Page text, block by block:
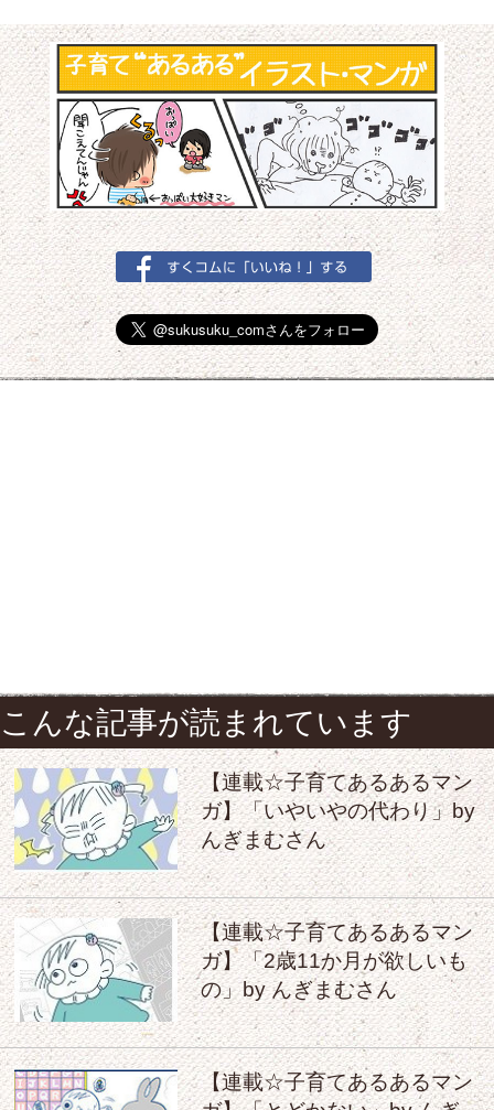
こんな記事が読まれています
【連載☆子育てあるあるマン
ガ】「いやいやの代わり」by
んぎまむさん
【連載☆子育てあるあるマン
ガ】「2歳11か月が欲しいも
の」by んぎまむさん
【連載☆子育てあるあるマン